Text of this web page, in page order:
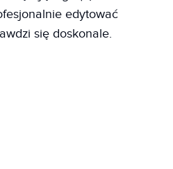
edytować
się doskonale.